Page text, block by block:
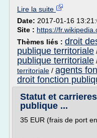
Lire la suite
Date: 2017-01-16
Site : https://
Thèmes liés : droit
publique territoriale
publique territoriale
territoriale / agents
droit fonction
Statut et
publique ...
35 EUR (frais de port